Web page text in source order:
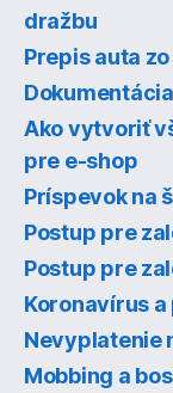
dražbu
Prepis auta
Ako vytvoriť
pre e-shop
Príspevok na
Postup pre
Postup pre
Koronavírus
Nevyplatenie
Mobbing a